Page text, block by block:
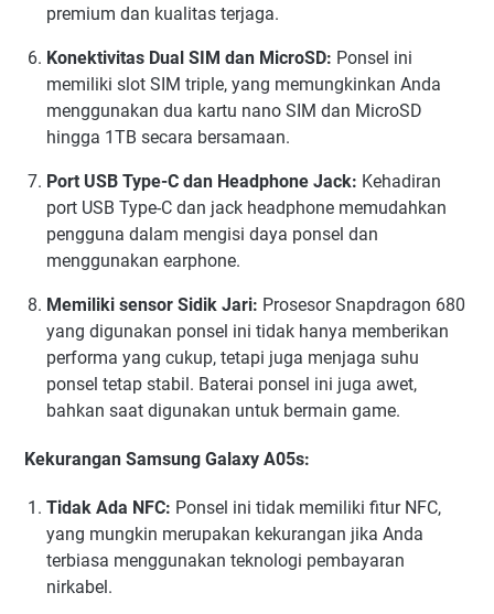
premium dan kualitas terjaga.
Konektivitas Dual SIM dan MicroSD: Ponsel ini
memiliki slot SIM triple, yang memungkinkan Anda
menggunakan dua kartu nano SIM dan MicroSD
hingga 1TB secara bersamaan.
Port USB Type-C dan Headphone Jack: Kehadiran
port USB Type-C dan jack headphone memudahkan
pengguna dalam mengisi daya ponsel dan
menggunakan earphone.
Memiliki sensor Sidik Jari: Prosesor Snapdragon 680
yang digunakan ponsel ini tidak hanya memberikan
performa yang cukup, tetapi juga menjaga suhu
ponsel tetap stabil. Baterai ponsel ini juga awet,
bahkan saat digunakan untuk bermain game.
Kekurangan Samsung Galaxy A05s:
Tidak Ada NFC: Ponsel ini tidak memiliki fitur NFC,
yang mungkin merupakan kekurangan jika Anda
terbiasa menggunakan teknologi pembayaran
nirkabel.